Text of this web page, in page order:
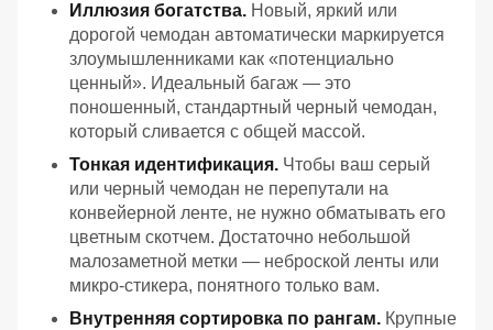
Иллюзия богатства. Новый, яркий или
дорогой чемодан автоматически маркируется
злоумышленниками как «потенциально
ценный». Идеальный багаж — это
поношенный, стандартный черный чемодан,
который сливается с общей массой.
Тонкая идентификация. Чтобы ваш серый
или черный чемодан не перепутали на
конвейерной ленте, не нужно обматывать его
цветным скотчем. Достаточно небольшой
малозаметной метки — неброской ленты или
микро-стикера, понятного только вам.
Внутренняя сортировка по рангам. Крупные